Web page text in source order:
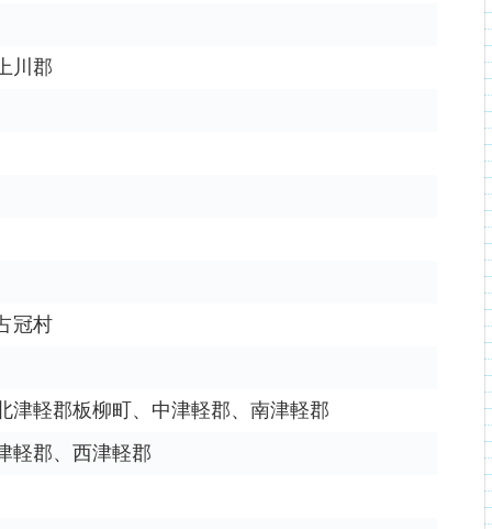
川郡
冠村
津軽郡板柳町、中津軽郡、南津軽郡
軽郡、西津軽郡